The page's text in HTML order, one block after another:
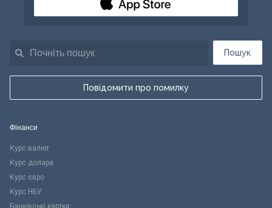
Пошук
Повідомити про помилку
Фінанси
Курс валют
Курс долара
Курс євро
Курс НБУ
Банківські картки